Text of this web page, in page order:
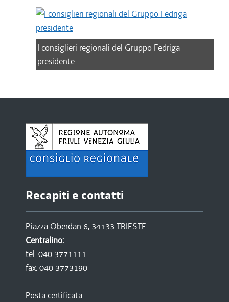
I consiglieri regionali del Gruppo Fedriga
presidente
Recapiti e contatti
Piazza Oberdan 6, 34133 TRIESTE
Centralino:
tel. 040 3771111
fax. 040 3773190
Posta certificata: